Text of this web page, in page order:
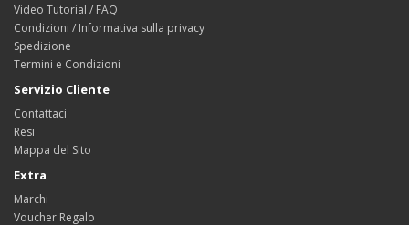
Video Tutorial / FAQ
Condizioni / Informativa sulla privacy
Spedizione
Termini e Condizioni
Servizio Cliente
Contattaci
Resi
Mappa del Sito
Extra
Marchi
Voucher Regalo